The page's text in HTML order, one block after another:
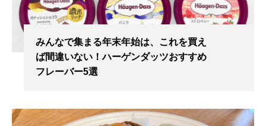
みんなで集まる年末年始は、これを買え
ば間違いない！ハーゲンダッツおすすめ
フレーバー5選